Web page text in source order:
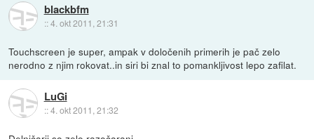
blackbfm
::4. okt 2011, 21:31
Touchscreen je super, ampak v določenih primerih je pač zelo
nerodno z njim rokovat..in siri bi znal to pomankljivost lepo zafilat.
LuGi
::4. okt 2011, 21:32